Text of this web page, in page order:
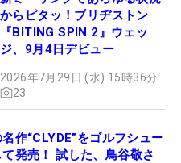
からピタッ！ブリヂストン
『BITING SPIN 2』ウェッ
ジ、9月4日デビュー
2026年7月29日 (水) 15時36分
23
作“CLYDE”をゴルフシュー
発売！ 試した、鳥谷敬さ